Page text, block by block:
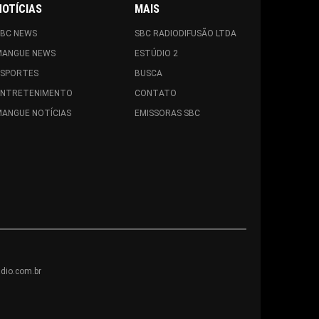
NEWS
NEWS
NOTÍCIAS
MAIS
SBC RADIODIFUSÃO LTDA
ESTÚDIO 2
BUSCA
CONTATO
EMISSORAS SBC